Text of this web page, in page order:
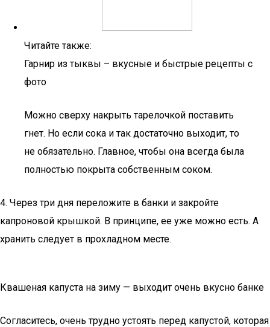
Читайте также:
Гарнир из тыквы – вкусные и быстрые рецепты с
фото
Можно сверху накрыть тарелочкой поставить
гнет. Но если сока и так достаточно выходит, то
не обязательно. Главное, чтобы она всегда была
полностью покрыта собственным соком.
4. Через три дня переложите в банки и закройте
капроновой крышкой. В принципе, ее уже можно есть. А
хранить следует в прохладном месте.
Квашеная капуста на зиму — выходит очень вкусно банке
Согласитесь, очень трудно устоять перед капустой, которая